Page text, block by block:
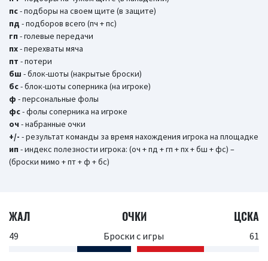
пс- подборы на своем щите (в защите)
пд - подборов всего (пч + пс)
гп - голевые передачи
пх- перехваты мяча
пт - потери
бш - блок-шоты (накрытые броски)
бc- блок-шоты соперника (на игроке)
ф - персональные фолы
фс- фолы соперника на игроке
оч - набранные очки
+/- - результат команды за время нахождения игрока на площадке
ип - индекс полезности игрока: (оч + пд + гп + пх + бш + фс) –
(броски мимо + пт + ф + бс)
ЖАЛ ОЧКИ ЦСКА
49 Броски с игры 61